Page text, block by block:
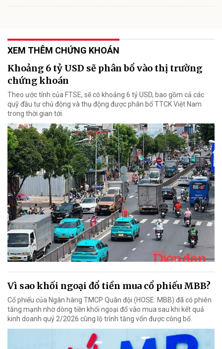
XEM THÊM CHỨNG KHOÁN
Khoảng 6 tỷ USD sẽ phân bổ vào thị trường
chứng khoán
Theo ước tính của FTSE, sẽ có khoảng 6 tỷ USD, bao gồm cả các
quỹ đầu tư chủ động và thụ động được phân bổ TTCK Việt Nam
trong thời gian tới.
Vì sao khối ngoại đổ tiền mua cổ phiếu MBB?
Cổ phiếu của Ngân hàng TMCP Quân đội (HOSE: MBB) đã có phiên
tăng mạnh nhờ dòng tiền khối ngoại đổ vào mua sau khi kết quả
kinh doanh quý 2/2026 cùng lộ trình tăng vốn được công bố.